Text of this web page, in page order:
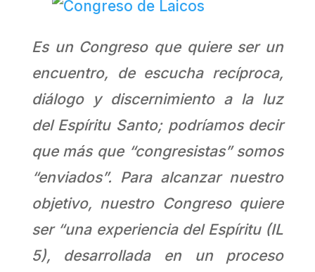
Es un Congreso que quiere ser un
encuentro, de escucha recíproca,
diálogo y discernimiento a la luz
del Espíritu Santo; podríamos decir
que más que “congresistas” somos
“enviados”. Para alcanzar nuestro
objetivo, nuestro Congreso quiere
ser “una experiencia del Espíritu (IL
5), desarrollada en un proceso